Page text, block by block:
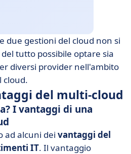
due gestioni del cloud non si
tutto possibile optare sia
diversi provider nell'ambito
cloud.
del multi-cloud
I vantaggi di una
ad alcuni dei vantaggi del
IT. Il vantaggio